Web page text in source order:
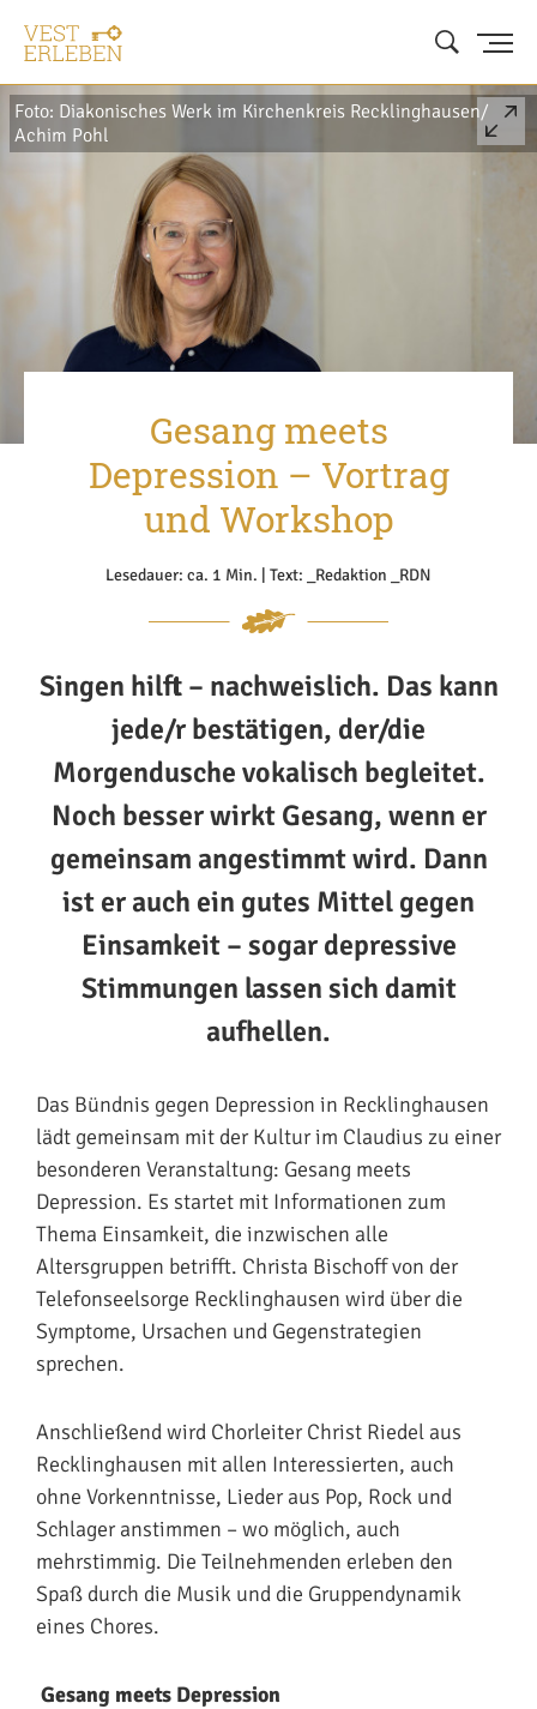
Foto: Diakonisches Werk im Kirchenkreis Recklinghausen/
Achim Pohl
Gesang meets
Depression – Vortrag
und Workshop
Lesedauer: ca. 1 Min. | Text: _Redaktion _RDN
Singen hilft – nachweislich. Das kann
jede/r bestätigen, der/die
Morgendusche vokalisch begleitet.
Noch besser wirkt Gesang, wenn er
gemeinsam angestimmt wird. Dann
ist er auch ein gutes Mittel gegen
Einsamkeit – sogar depressive
Stimmungen lassen sich damit
aufhellen.
Das Bündnis gegen Depression in Recklinghausen
lädt gemeinsam mit der Kultur im Claudius zu einer
besonderen Veranstaltung: Gesang meets
Depression. Es startet mit Informationen zum
Thema Einsamkeit, die inzwischen alle
Altersgruppen betrifft. Christa Bischoff von der
Telefonseelsorge Recklinghausen wird über die
Symptome, Ursachen und Gegenstrategien
sprechen.
Anschließend wird Chorleiter Christ Riedel aus
Recklinghausen mit allen Interessierten, auch
ohne Vorkenntnisse, Lieder aus Pop, Rock und
Schlager anstimmen – wo möglich, auch
mehrstimmig. Die Teilnehmenden erleben den
Spaß durch die Musik und die Gruppendynamik
eines Chores.
Gesang meets Depression